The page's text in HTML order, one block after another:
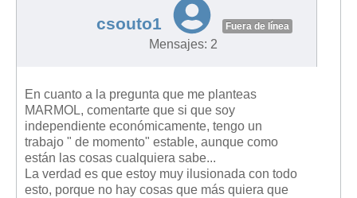
csouto1 Fuera de línea
Mensajes: 2
En cuanto a la pregunta que me planteas
MARMOL, comentarte que si que soy
independiente económicamente, tengo un
trabajo " de momento" estable, aunque como
están las cosas cualquiera sabe...
La verdad es que estoy muy ilusionada con todo
esto, porque no hay cosas que más quiera que